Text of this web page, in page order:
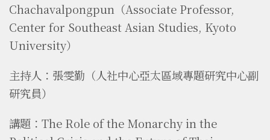
Chachavalpongpun（Associate Professor,
Center for Southeast Asian Studies, Kyoto
University）
主持人：張雯勤（人社中心亞太區域專題研究中心副
研究員）
講題：The Role of the Monarchy in the